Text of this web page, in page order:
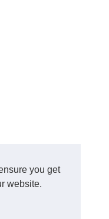
you get
website.